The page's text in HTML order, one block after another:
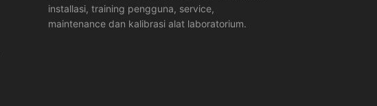
installasi, training pengguna, service,
maintenance dan kalibrasi alat laboratorium.